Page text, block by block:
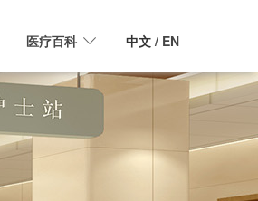
医疗百科 中文 / EN